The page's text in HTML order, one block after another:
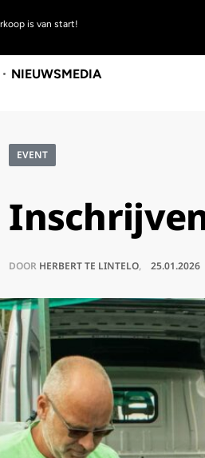
is van start!
NIEUWSMEDIA
EVENT
DOOR HERBERT TE LINTELO 25.01.2026